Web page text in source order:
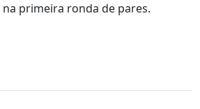
na primeira ronda de pares.